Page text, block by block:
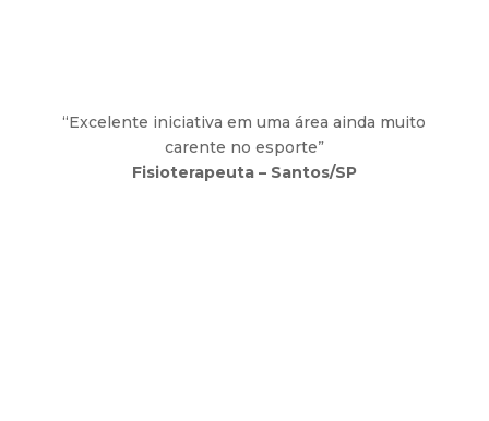
“Excelente iniciativa em uma área ainda muito
carente no esporte”
Fisioterapeuta – Santos/SP